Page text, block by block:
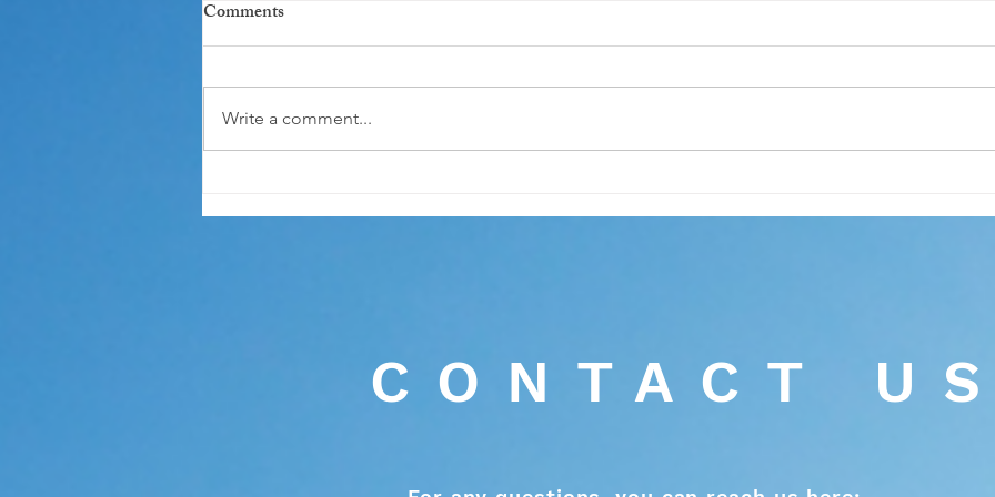
別踩過界
Comments
Write a comment...
CONTACT